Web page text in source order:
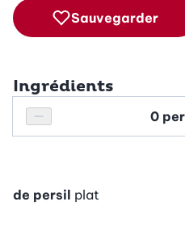
Sauvegarder
Ingrédients
Réduire le nombre de personnes
Personnes
de persil plat